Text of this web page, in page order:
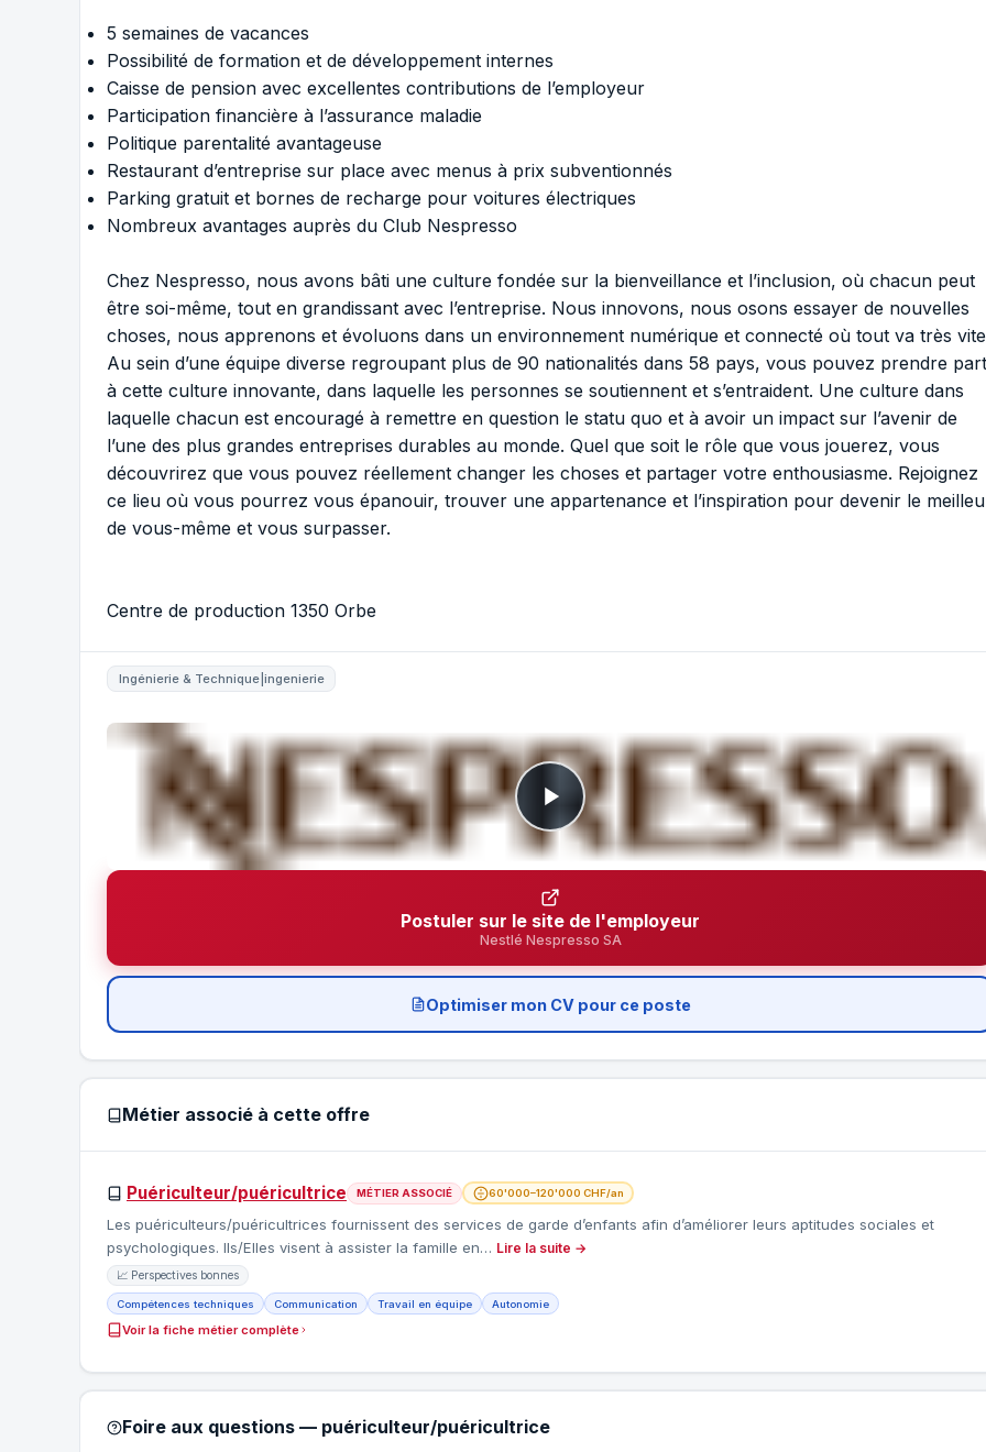
5 semaines de vacances
Possibilité de formation et de développement internes
Caisse de pension avec excellentes contributions de l’employeur
Participation financière à l’assurance maladie
Politique parentalité avantageuse
Restaurant d’entreprise sur place avec menus à prix subventionnés
Parking gratuit et bornes de recharge pour voitures électriques
Nombreux avantages auprès du Club Nespresso
Chez Nespresso, nous avons bâti une culture fondée sur la bienveillance et l’inclusion, où chacun peut
être soi-même, tout en grandissant avec l’entreprise. Nous innovons, nous osons essayer de nouvelles
choses, nous apprenons et évoluons dans un environnement numérique et connecté où tout va très
Au sein d’une équipe diverse regroupant plus de 90 nationalités dans 58 pays, vous pouvez prendre part
à cette culture innovante, dans laquelle les personnes se soutiennent et s’entraident. Une culture dans
laquelle chacun est encouragé à remettre en question le statu quo et à avoir un impact sur l’avenir de
l’une des plus grandes entreprises durables au monde. Quel que soit le rôle que vous jouerez, vous
découvrirez que vous pouvez réellement changer les choses et partager votre enthousiasme. Rejoignez
ce lieu où vous pourrez vous épanouir, trouver une appartenance et l’inspiration pour devenir le
de vous-même et vous surpasser.
Centre de production 1350 Orbe
Ingénierie & Technique|ingenierie
Postuler sur le site de l'employeur
Nestlé Nespresso SA
Optimiser mon CV pour ce poste
Métier associé à cette offre
Puériculteur/puéricultrice MÉTIER ASSOCIÉ 60'000–120'000 CHF/an
Les puériculteurs/puéricultrices fournissent des services de garde d’enfants afin d’améliorer leurs aptitudes sociales et
psychologiques. Ils/Elles visent à assister la famille en… Lire la suite →
📈 Perspectives bonnes
Compétences techniques Communication Travail en équipe Autonomie
Voir la fiche métier complète
Foire aux questions — puériculteur/puéricultrice